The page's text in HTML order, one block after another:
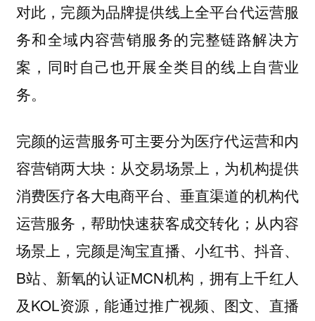
对此，完颜为品牌提供线上全平台代运营服
务和全域内容营销服务的完整链路解决方
案，同时自己也开展全类目的线上自营业
务。
完颜的运营服务可主要分为医疗代运营和内
容营销两大块：从交易场景上，为机构提供
消费医疗各大电商平台、垂直渠道的机构代
运营服务，帮助快速获客成交转化；从内容
场景上，完颜是淘宝直播、小红书、抖音、
B站、新氧的认证MCN机构，拥有上千红人
及KOL资源，能通过推广视频、图文、直播